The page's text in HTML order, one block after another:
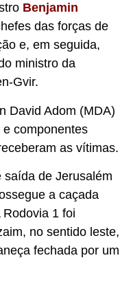
Benjamin
das forças de
e, em seguida,
ministro da
Gvir.
David Adom (MDA)
componentes
as vítimas.
saída de Jerusalém
a caçada
1 foi
no sentido leste,
fechada por um